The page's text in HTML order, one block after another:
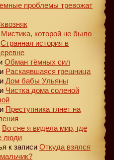
проблемы тревожат
Мистика, которой не было
Странная история в
Обман тёмных сил
Раскаявшаяся грешница
Дом бабы Ульяны
Чистка дома соленой
Преступника тянет на
Во сне я видела мир, где
люди
к записи Откуда взялся